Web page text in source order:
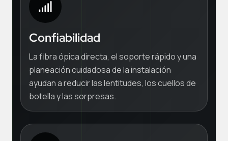
Confiabilidad
La fibra ópica directa, el soporte rápido y una
planeación cuidadosa de la instalación
ayudan a reducir las lentitudes, los cuellos de
botella y las sorpresas.